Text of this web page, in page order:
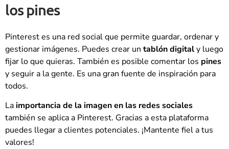
los pines
Pinterest es una red social que permite guardar, ordenar y
gestionar imágenes. Puedes crear un tablón digitaly luego
fijar lo que quieras. También es posible comentar los pines
y seguir a la gente. Es una gran fuente de inspiración para
todos.
Laimportancia de la imagen en las redes sociales
también se aplica a Pinterest. Gracias a esta plataforma
puedes llegar a clientes potenciales. ¡Mantente fiel a tus
valores!